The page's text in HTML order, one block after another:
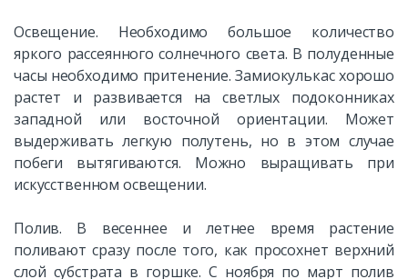
Освещение. Необходимо большое количество
яркого рассеянного солнечного света. В полуденные
часы необходимо притенение. Замиокулькас хорошо
растет и развивается на светлых подоконниках
западной или восточной ориентации. Может
выдерживать легкую полутень, но в этом случае
побеги вытягиваются. Можно выращивать при
искусственном освещении.
Полив. В весеннее и летнее время растение
поливают сразу после того, как просохнет верхний
слой субстрата в горшке. С ноября по март полив